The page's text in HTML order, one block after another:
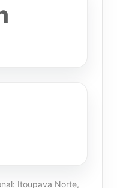
Itoupava Norte,